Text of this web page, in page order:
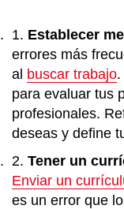
Establecer
errores más
al buscar trabajo
para evaluar tus
profesionales.
deseas y define
Tener un
Enviar un
es un error que